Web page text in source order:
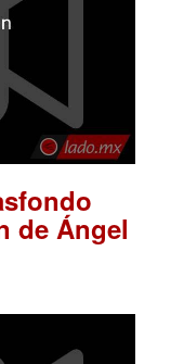
de Ángel